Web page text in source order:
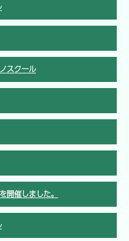
スクール
開催しました。